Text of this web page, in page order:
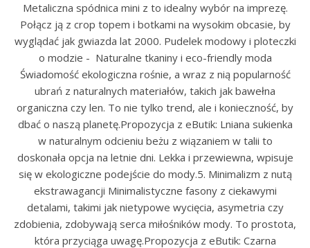
Metaliczna spódnica mini z to idealny wybór na imprezę.
Połącz ją z crop topem i botkami na wysokim obcasie, by
wyglądać jak gwiazda lat 2000. Pudelek modowy i ploteczki
o modzie - Naturalne tkaniny i eco-friendly moda
Świadomość ekologiczna rośnie, a wraz z nią popularność
ubrań z naturalnych materiałów, takich jak bawełna
organiczna czy len. To nie tylko trend, ale i konieczność, by
dbać o naszą planetę.Propozycja z eButik: Lniana sukienka
w naturalnym odcieniu beżu z wiązaniem w talii to
doskonała opcja na letnie dni. Lekka i przewiewna, wpisuje
się w ekologiczne podejście do mody.5. Minimalizm z nutą
ekstrawagancji Minimalistyczne fasony z ciekawymi
detalami, takimi jak nietypowe wycięcia, asymetria czy
zdobienia, zdobywają serca miłośników mody. To prostota,
która przyciąga uwagę.Propozycja z eButik: Czarna